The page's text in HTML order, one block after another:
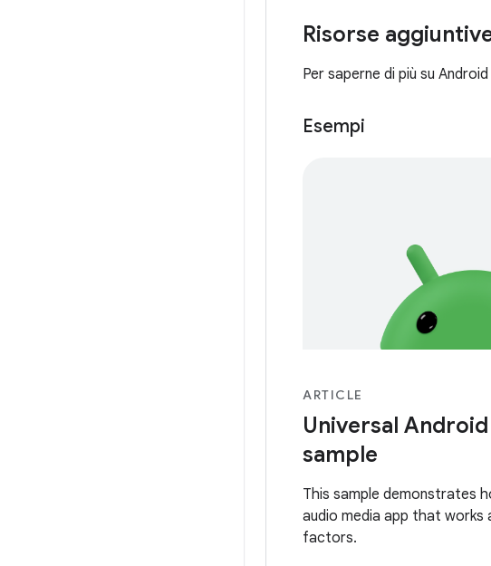
Risorse
Per saperne di più su
Esempi
ARTICLE
Universal
sample
This sample demonstrates
audio media app that works
factors.